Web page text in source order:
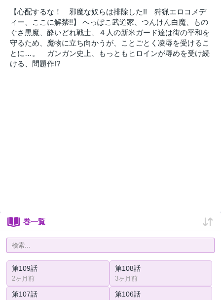
【心配するな！ 邪魔な奴らは排除した!! 狩猟エロコメデ
ィー、ここに解禁!!】 へっぽこ武道家、つんけん白魔、もの
ぐさ黒魔、酔いどれ戦士、４人の新米ガード達は街の平和を
守るため、魔物に立ち向かうが、ことごとく凌辱を受けるこ
とに…。 ガンガン史上、もっともヒロインが辱めを受け続
ける、問題作!?
巻一覧
第109話
2ヶ月前
第108話
3ヶ月前
第107話 第106話